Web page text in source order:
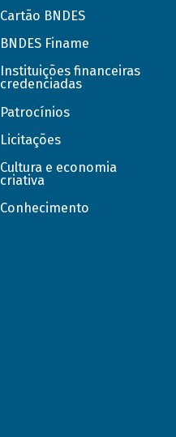
Cartão BNDES
BNDES Finame
Instituições financeiras
credenciadas
Patrocínios
Licitações
Cultura e economia
criativa
Conhecimento